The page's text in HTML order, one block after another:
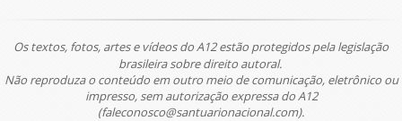
Os textos, fotos, artes e vídeos do A12 estão protegidos pela legislação
brasileira sobre direito autoral.
Não reproduza o conteúdo em outro meio de comunicação, eletrônico ou
impresso, sem autorização expressa do A12
(faleconosco@santuarionacional.com).